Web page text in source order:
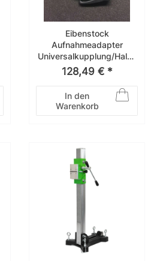
Eibenstock
Aufnahmeadapter
Universalkupplung/Halss
pannung f. BST182 V/S Ø
60 mm
128,49 € *
In den
Warenkorb